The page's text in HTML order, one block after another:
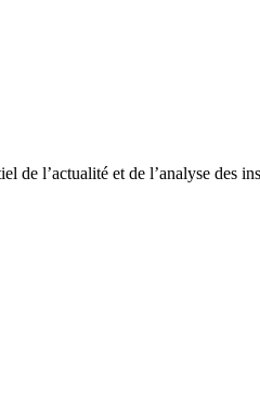
de l’actualité et de l’analyse des